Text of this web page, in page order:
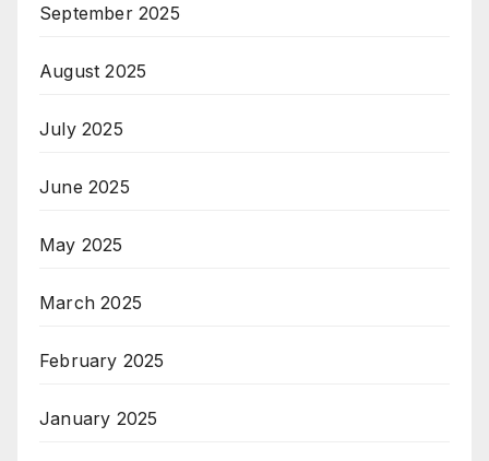
September 2025
August 2025
July 2025
June 2025
May 2025
March 2025
February 2025
January 2025